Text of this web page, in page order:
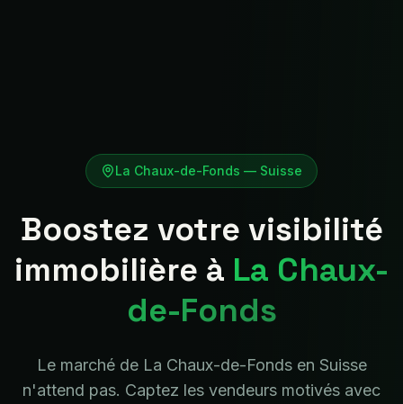
La Chaux-de-Fonds — Suisse
Boostez votre visibilité
immobilière à La Chaux-
de-Fonds
Le marché de La Chaux-de-Fonds en Suisse
n'attend pas. Captez les vendeurs motivés avec